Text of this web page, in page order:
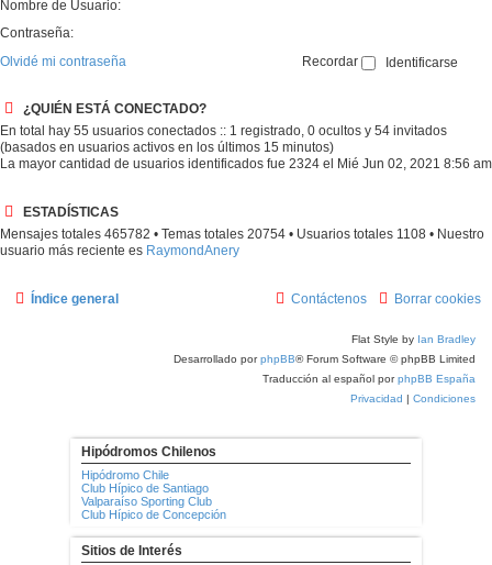
Nombre de Usuario:
Contraseña:
Olvidé mi contraseña
Recordar
¿QUIÉN ESTÁ CONECTADO?
En total hay 55 usuarios conectados :: 1 registrado, 0 ocultos y 54 invitados
(basados en usuarios activos en los últimos 15 minutos)
La mayor cantidad de usuarios identificados fue 2324 el Mié Jun 02, 2021 8:56 am
ESTADÍSTICAS
Mensajes totales 465782 • Temas totales 20754 • Usuarios totales 1108 • Nuestro
usuario más reciente es RaymondAnery
Índice general Borrar cookies
Contáctenos
Flat Style by Ian Bradley
Desarrollado porphpBB® Forum Software © phpBB Limited
Traducción al español porphpBB España
Privacidad | Condiciones
Hipódromos Chilenos
Hipódromo Chile
Club Hípico de Santiago
Valparaíso Sporting Club
Club Hípico de Concepción
Sitios de Interés